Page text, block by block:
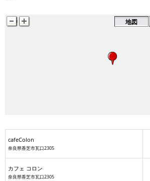
地図
cafeColon
奈良県香芝市瓦口2305
カフェ コロン
奈良県香芝市瓦口2305